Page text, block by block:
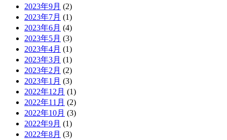
2023年9月 (2)
2023年7月 (1)
2023年6月 (4)
2023年5月 (3)
2023年4月 (1)
2023年3月 (1)
2023年2月 (2)
2023年1月 (3)
2022年12月 (1)
2022年11月 (2)
2022年10月 (3)
2022年9月 (1)
2022年8月 (3)